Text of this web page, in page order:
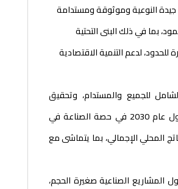
جيدة النوعية وموثوقة ومستدامة
بما في ذلك البنى التحتية
للحدود، لدعم التنمية الاقتصادية
للجميع والمستدام، وتحقيق
زيادة كبيرة بحلول عام 2030 في حصة الصناعة في
المحلي الإجمالي، بما يتماشى مع
المشاريع الصناعية صغيرة الحجم،